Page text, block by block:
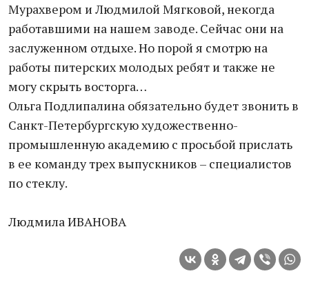
Мурахвером и Людмилой Мягковой, некогда
работавшими на нашем заводе. Сейчас они на
заслуженном отдыхе. Но порой я смотрю на
работы питерских молодых ребят и также не
могу скрыть восторга…
Ольга Подлипалина обязательно будет звонить в
Санкт-Петербургскую художественно-
промышленную академию с просьбой прислать
в ее команду трех выпускников – специалистов
по стеклу.
Людмила ИВАНОВА